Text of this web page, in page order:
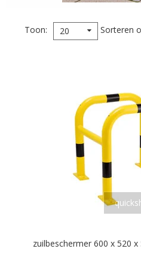
Toon 20 Sorteren
zuilbeschermer 600 x 520